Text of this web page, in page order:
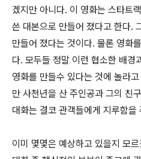
겠지만 아니다. 이 영화는 스타트
쓴 대본으로 만들어 졌다고 한다.
만들어 졌다는 것이다. 물론 영화
다. 모두들 정말 이런 협소한 배경
영화를 만들수 있다는 것에 놀라
만 사천년을 산 주인공과 그의 친
대화는 결코 관객들에게 지루함을
이미 몇몇은 예상하고 있을지 모